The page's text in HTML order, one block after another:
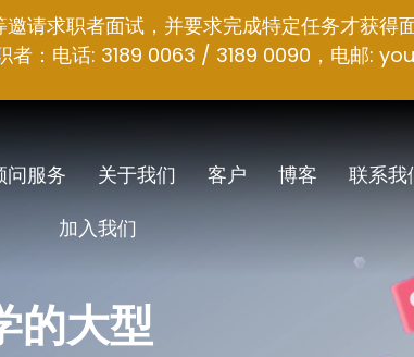
请求职者面试，并要求完成特定任务才获得
者：电话: 3189 0063 / 3189 0090，电邮:
问服务 关于我们 客户 博客
联系我
加入我们
的大型